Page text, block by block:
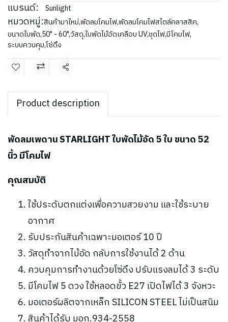
แบรนด์: Sunlight
หมวดหมู่:สินค้ามาใหม่,พัดลมโคมไฟ,พัดลมโคมไฟสไตล์คลาสสิค,
ขนาดใบพัด,50" - 60",วัสดุ,ใบพัดไม้อัดเคลือบ UV,ชุดไฟ,มีโคมไฟ,
ระบบควบคุม,โซ่ดึง
แชร์
Product description
พัดลมเพดาน STARLIGHT ใบพัดไม้อัด 5 ใบ ขนาด 52
นิ้ว มีโคมไฟ
คุณสมบัติ
ใช้ประดับตกแต่งเพื่อความสวยงาม และใช้ระบาย
อากาศ
รับประกันสินค้าเฉพาะมอเตอร์ 10 ปี
วัสดุทำจากไม้อัด กลับการใช้งานได้ 2 ด้าน
ควบคุมการทำงานด้วยโซ่ดึง ปรับแรงลมได้ 3 ระดับ
มีโคมไฟ 5 ดวง ใช้หลอดขั้ว E27 เปิดไฟได้ 3 จังหวะ
มอเตอร์ผลิตจากเหล็ก SILICON STEEL ไม่เป็นสนิม
สินค้าได้รับ มอก.934-2558